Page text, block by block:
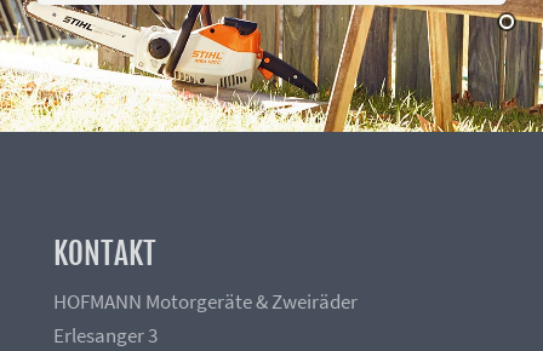
KONTAKT
HOFMANN Motorgeräte & Zweiräder
Erlesanger 3